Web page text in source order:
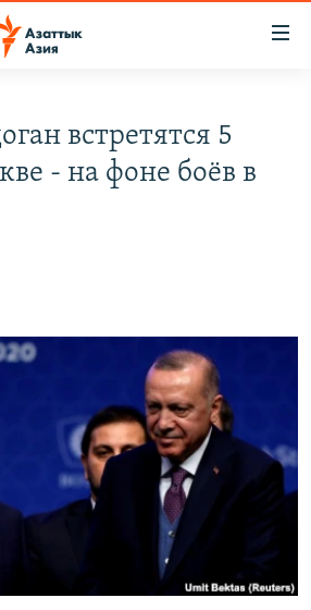
встретятся 5
- на фоне боёв в